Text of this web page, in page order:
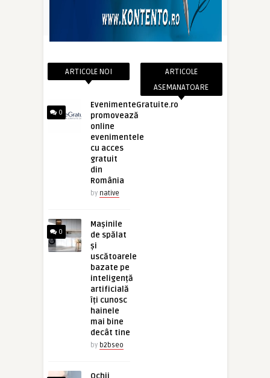
ARTICOLE NOI
0
EvenimenteGratuite.ro
promovează
online
evenimentele
cu acces
gratuit
din
România
by native
0
Mașinile
de spălat
și
uscătoarele
bazate pe
inteligență
artificială
îți cunosc
hainele
mai bine
decât tine
by b2bseo
ARTICOLE
ASEMANATOARE